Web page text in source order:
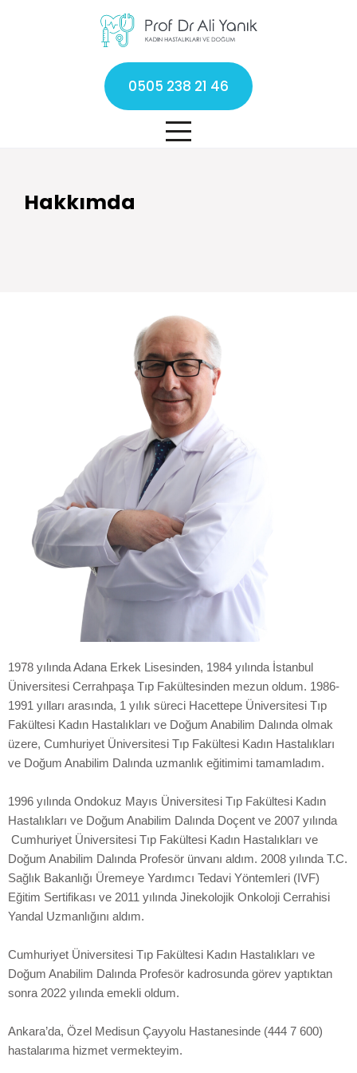
0505 238 21 46
Hakkımda
1978 yılında Adana Erkek Lisesinden, 1984 yılında İstanbul
Üniversitesi Cerrahpaşa Tıp Fakültesinden mezun oldum. 1986-
1991 yılları arasında, 1 yılık süreci Hacettepe Üniversitesi Tıp
Fakültesi Kadın Hastalıkları ve Doğum Anabilim Dalında olmak
üzere, Cumhuriyet Üniversitesi Tıp Fakültesi Kadın Hastalıkları
ve Doğum Anabilim Dalında uzmanlık eğitimimi tamamladım.
1996 yılında Ondokuz Mayıs Üniversitesi Tıp Fakültesi Kadın
Hastalıkları ve Doğum Anabilim Dalında Doçent ve 2007 yılında
Cumhuriyet Üniversitesi Tıp Fakültesi Kadın Hastalıkları ve
Doğum Anabilim Dalında Profesör ünvanı aldım. 2008 yılında T.C.
Sağlık Bakanlığı Üremeye Yardımcı Tedavi Yöntemleri (IVF)
Eğitim Sertifikası ve 2011 yılında Jinekolojik Onkoloji Cerrahisi
Yandal Uzmanlığını aldım.
Cumhuriyet Üniversitesi Tıp Fakültesi Kadın Hastalıkları ve
Doğum Anabilim Dalında Profesör kadrosunda görev yaptıktan
sonra 2022 yılında emekli oldum.
Ankara’da, Özel Medisun Çayyolu Hastanesinde (444 7 600)
hastalarıma hizmet vermekteyim.